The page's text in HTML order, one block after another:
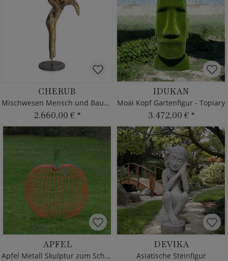
CHERUB
Mischwesen Mensch und Baum - Bronzefigur
2.660,00 € *
IDUKAN
Moai Kopf Gartenfigur - Topiary
3.472,00 € *
APFEL
Apfel Metall Skulptur zum Schrauben
DEVIKA
Asiatische Steinfigur